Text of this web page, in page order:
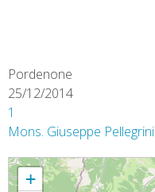
+
Pordenone
25/12/2014
1
Mons. Giuseppe Pellegrini
Omelia NATALE – Pordenone 25
+